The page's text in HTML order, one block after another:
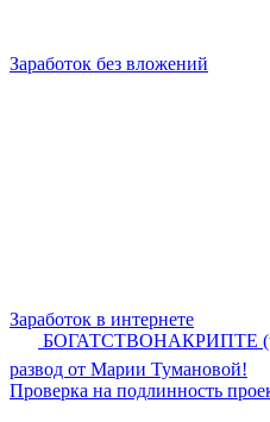
Заработок без вложений
Заработок в интернете
БОГАТСТВОНАКРИПТЕ
развод от Марии Тумановой!
Проверка на подлинность